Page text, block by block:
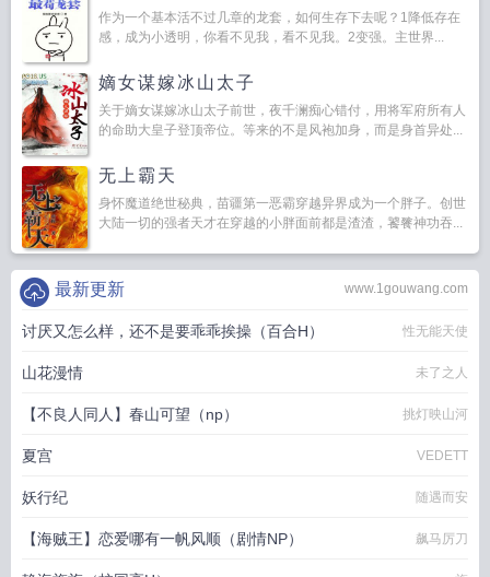
作为一个基本活不过几章的龙套，如何生存下去呢？1降低存在
感，成为小透明，你看不见我，看不见我。2变强。主世界...
嫡女谋嫁冰山太子
关于嫡女谋嫁冰山太子前世，夜千澜痴心错付，用将军府所有人
的命助大皇子登顶帝位。等来的不是风袍加身，而是身首异处...
无上霸天
身怀魔道绝世秘典，苗疆第一恶霸穿越异界成为一个胖子。创世
大陆一切的强者天才在穿越的小胖面前都是渣渣，饕餮神功吞...
www.1gouwang.com
最新更新
讨厌又怎么样，还不是要乖乖挨操（百合H） 性无能天使
山花漫情 未了之人
【不良人同人】春山可望（np） 挑灯映山河
夏宫 VEDETT
妖行纪 随遇而安
【海贼王】恋爱哪有一帆风顺（剧情NP） 飙马厉刀